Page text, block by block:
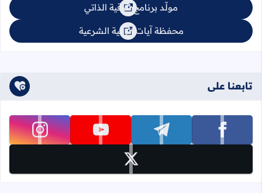
مولّد برنامج الرقية الذاتي
محفظة آيات الرقية الشرعية
تابعنا على
تابعنا على facebook تابعنا على telegram تابعنا على youtube تابعنا على instagram
تابعنا على x